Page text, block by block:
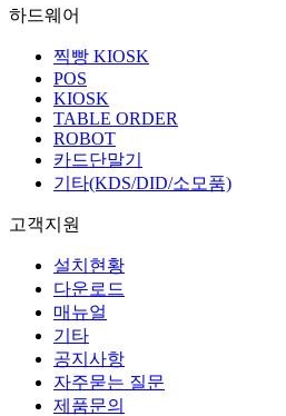
하드웨어
찍빵 KIOSK
POS
KIOSK
TABLE ORDER
ROBOT
카드단말기
기타(KDS/DID/소모품)
고객지원
설치현황
다운로드
매뉴얼
기타
공지사항
자주묻는 질문
제품문의